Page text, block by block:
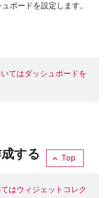
Top
ボードを設定します。
てはダッシュボード を
する
はウィジェットコレク